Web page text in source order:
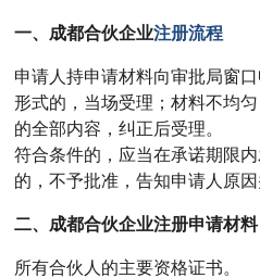
一、成都合伙企业注册流程
申请人持申请材料向审批局窗
形式的，当场受理；材料不均
的全部内容，纠正后受理。
符合条件的，应当在承诺期限
的，不予批准，告知申请人原因
二、成都合伙企业注册申请材料
所有合伙人的主要资格证书。